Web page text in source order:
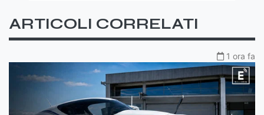
ARTICOLI CORRELATI
1 ora fa